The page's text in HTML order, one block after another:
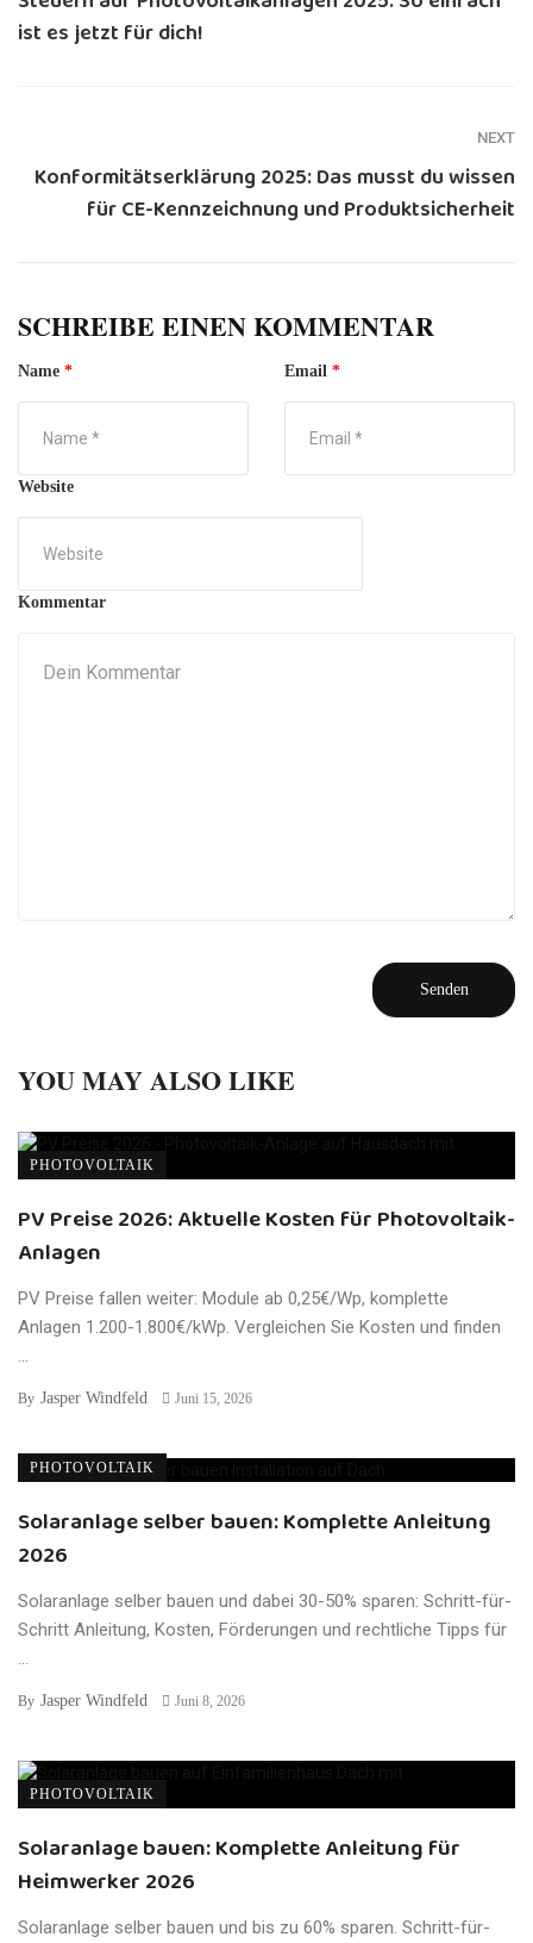
ist es jetzt für dich!
NEXT
Konformitätserklärung 2025: Das musst du wissen
für CE-Kennzeichnung und Produktsicherheit
SCHREIBE EINEN KOMMENTAR
Kommentar
Name * Email *
Website
YOU MAY ALSO LIKE
PHOTOVOLTAIK
PV Preise 2026: Aktuelle Kosten für Photovoltaik-
Anlagen
PV Preise fallen weiter: Module ab 0,25€/Wp, komplette
Anlagen 1.200-1.800€/kWp. Vergleichen Sie Kosten und finden
By Jasper Windfeld Juni 15, 2026
PHOTOVOLTAIK
Solaranlage selber bauen: Komplette Anleitung
2026
Solaranlage selber bauen und dabei 30-50% sparen: Schritt-für-
Schritt Anleitung, Kosten, Förderungen und rechtliche Tipps für
By Jasper Windfeld Juni 8, 2026
PHOTOVOLTAIK
Solaranlage bauen: Komplette Anleitung für
Heimwerker 2026
Solaranlage selber bauen und bis zu 60% sparen. Schritt-für-